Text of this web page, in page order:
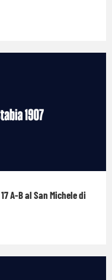
A-B al San Michele di